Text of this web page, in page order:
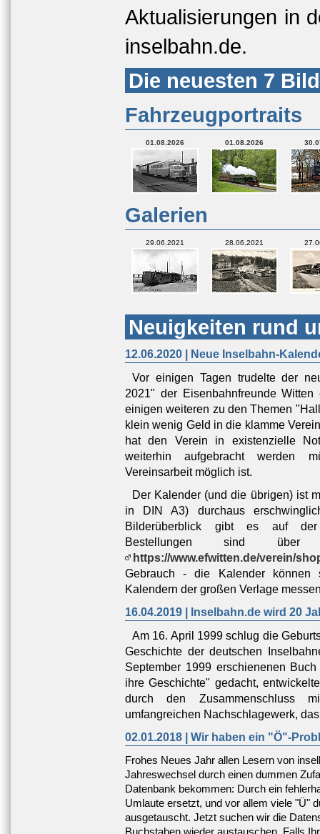
Aktualisierungen in
inselbahn.de.
Die neuesten 7
Fahrzeugportraits
01.08.2026 01.08.2026
Galerien
29.06.2021 28.06.2021
Neuigkeiten rund
12.06.2020 | Neue Inselbahn-
Vor einigen Tagen trudelte der
2021" der Eisenbahnfreunde
einigen weiteren zu den Themen
klein wenig Geld in die klamme
hat den Verein in existenzielle
weiterhin aufgebracht werden
Vereinsarbeit möglich ist.
Der Kalender (und die übrigen) ist
in DIN A3) durchaus
Bilderüberblick gibt es auf
Bestellungen sind über
https://www.efwitten.de/verein/
Gebrauch - die Kalender können
Kalendern der großen Verlage
16.04.2019 | Inselbahn.de wird 20
Am 16. April 1999 schlug die
Geschichte der deutschen
September 1999 erschienenen
ihre Geschichte" gedacht,
durch den Zusammenschluss
umfangreichen Nachschlagewerk,
02.01.2018 | Wir haben ein "Ö"-
Frohes Neues Jahr allen Lesern von
Jahreswechsel durch einen dummen
Datenbank bekommen: Durch ein
Umlaute ersetzt, und vor allem viele "Ü"
ausgetauscht. Jetzt suchen wir die